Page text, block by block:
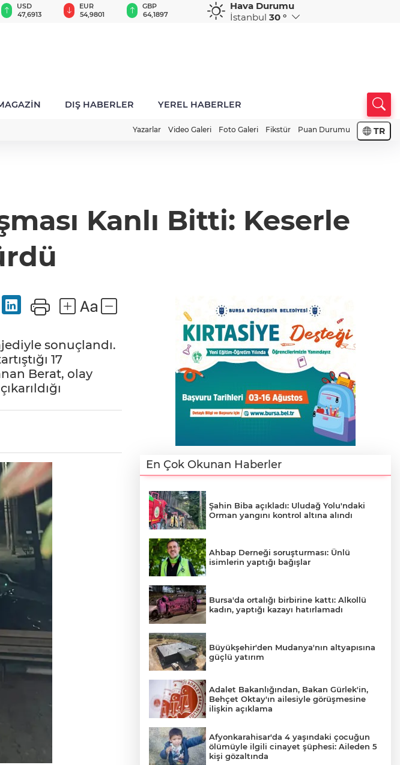
USD
47,6913
EUR
54,9801
GBP
64,1897
CHF
58,6679
CAD
34,0051
Hava Durumu
İstanbul 30 °
DIŞ HABERLER YEREL HABERLER
Yazarlar Video Galeri Foto Galeri Fikstür Puan Durumu TR
Kanlı Bitti: Keserle
sonuçlandı.
17
Berat, olay
En Çok Okunan Haberler
Şahin Biba açıkladı: Uludağ Yolu'ndaki
Orman yangını kontrol altına alındı
Ahbap Derneği soruşturması: Ünlü
isimlerin yaptığı bağışlar
Bursa'da ortalığı birbirine kattı: Alkollü
kadın, yaptığı kazayı hatırlamadı
Büyükşehir'den Mudanya'nın altyapısına
güçlü yatırım
Adalet Bakanlığından, Bakan Gürlek'in,
Behçet Oktay'ın ailesiyle görüşmesine
ilişkin açıklama
Afyonkarahisar'da 4 yaşındaki çocuğun
ölümüyle ilgili cinayet şüphesi: Aileden 5
kişi gözaltında